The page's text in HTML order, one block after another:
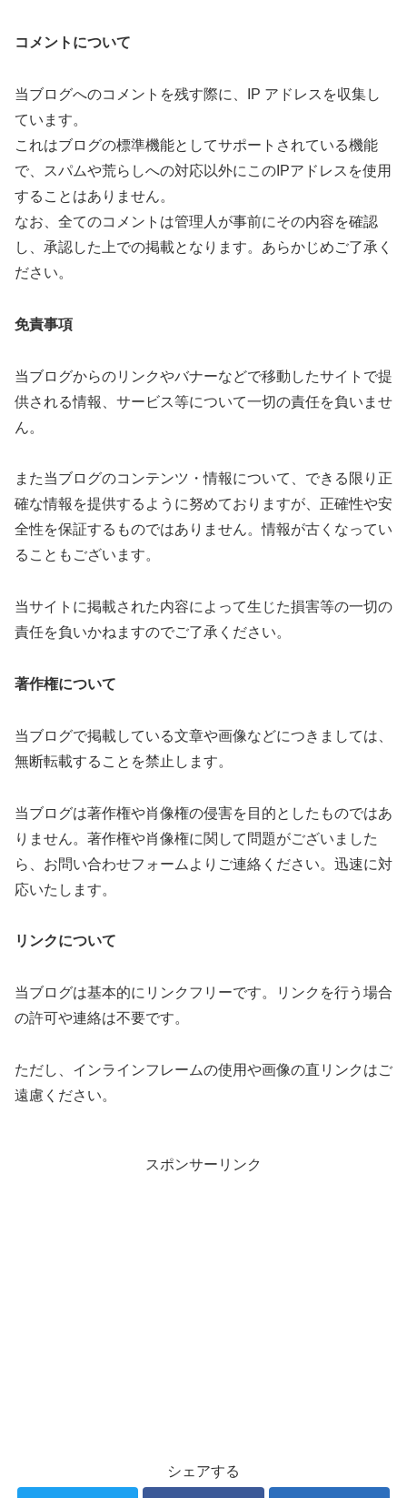
コメントについて
当ブログへのコメントを残す際に、IP アドレスを収集し
ています。
これはブログの標準機能としてサポートされている機能
で、スパムや荒らしへの対応以外にこのIPアドレスを使用
することはありません。
なお、全てのコメントは管理人が事前にその内容を確認
し、承認した上での掲載となります。あらかじめご了承く
ださい。
免責事項
当ブログからのリンクやバナーなどで移動したサイトで提
供される情報、サービス等について一切の責任を負いませ
ん。
また当ブログのコンテンツ・情報について、できる限り正
確な情報を提供するように努めておりますが、正確性や安
全性を保証するものではありません。情報が古くなってい
ることもございます。
当サイトに掲載された内容によって生じた損害等の一切の
責任を負いかねますのでご了承ください。
著作権について
当ブログで掲載している文章や画像などにつきましては、
無断転載することを禁止します。
当ブログは著作権や肖像権の侵害を目的としたものではあ
りません。著作権や肖像権に関して問題がございました
ら、お問い合わせフォームよりご連絡ください。迅速に対
応いたします。
リンクについて
当ブログは基本的にリンクフリーです。リンクを行う場合
の許可や連絡は不要です。
ただし、インラインフレームの使用や画像の直リンクはご
遠慮ください。
スポンサーリンク
シェアする